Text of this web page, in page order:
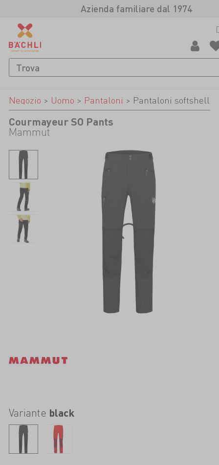
Azienda familiare dal 1974
Negozio > Uomo > Pantaloni > Pantaloni softshell
Courmayeur SO Pants
Mammut
Variante black